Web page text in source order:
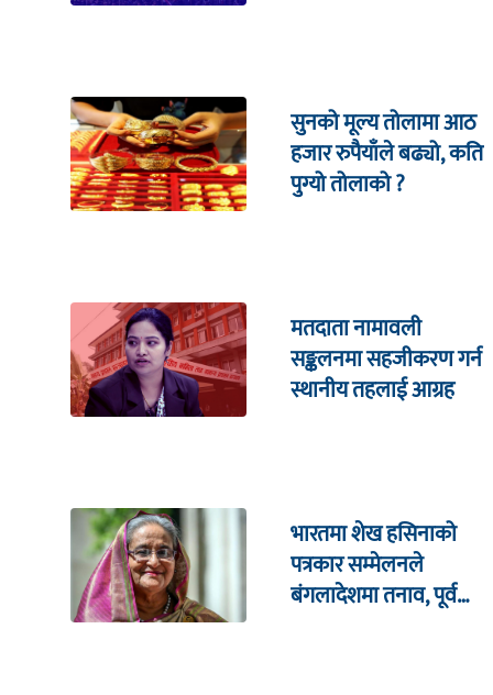
सुनको मूल्य तोलामा आठ
हजार रुपैयाँले बढ्यो, कति
पुग्यो तोलाको ?
मतदाता नामावली
सङ्कलनमा सहजीकरण गर्न
स्थानीय तहलाई आग्रह
भारतमा शेख हसिनाको
पत्रकार सम्मेलनले
बंगलादेशमा तनाव, पूर्व